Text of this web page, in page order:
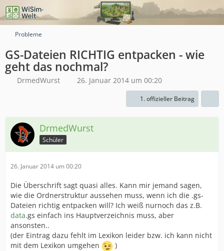
Probleme
GS-Dateien RICHTIG entpacken - wie
geht das nochmal?
DrmedWurst 26. Januar 2014 um 00:20
1. offizieller Beitrag
DrmedWurst
Schüler
26. Januar 2014 um 00:20
Die Überschrift sagt quasi alles. Kann mir jemand sagen,
wie die Ordnerstruktur aussehen muss, wenn ich die .gs-
Dateien richtig entpacken will? Ich weiß nurnoch das z.B.
data.gs einfach ins Hauptverzeichnis muss, aber
ansonsten..
(der Eintrag dazu fehlt im Lexikon leider bzw. ich kann nicht
mit dem Lexikon umgehen
)